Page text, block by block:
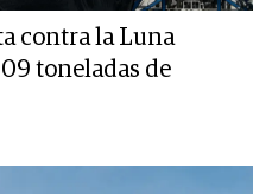
contra la Luna
toneladas de